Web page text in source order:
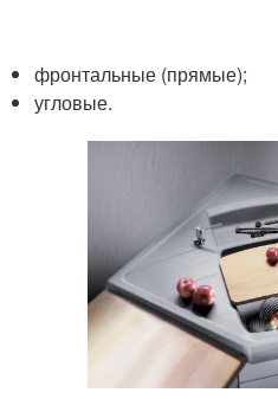
фронтальные (прямые);
угловые.